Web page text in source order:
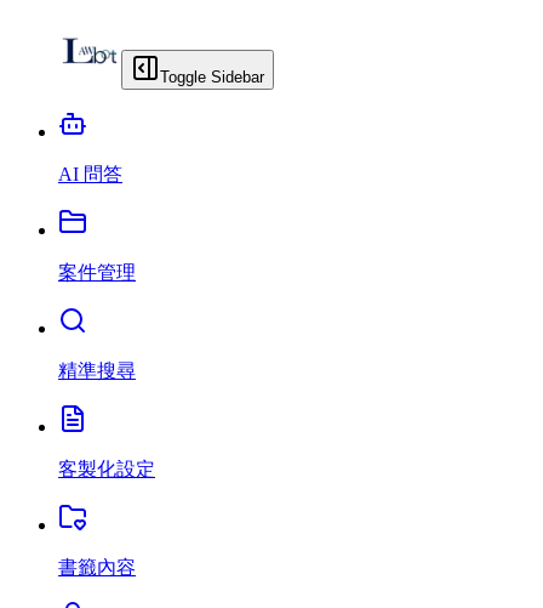
Toggle Sidebar
AI 問答
案件管理
精準搜尋
客製化設定
書籤內容